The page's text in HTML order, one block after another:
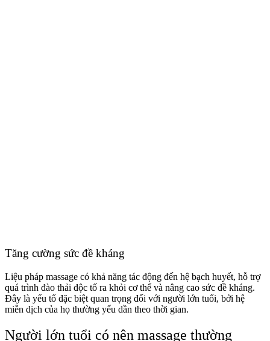
Tăng cường sức đề kháng
Liệu pháp massage có khả năng tác động đến hệ bạch huyết, hỗ trợ
quá trình đào thải độc tố ra khỏi cơ thể và nâng cao sức đề kháng.
Đây là yếu tố đặc biệt quan trọng đối với người lớn tuổi, bởi hệ
miễn dịch của họ thường yếu dần theo thời gian.
Người lớn tuổi có nên massage thường